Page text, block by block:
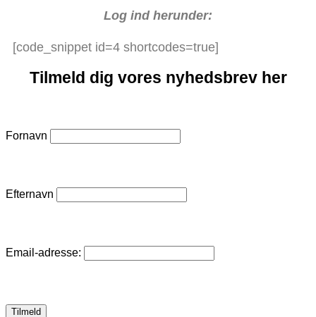
Log ind herunder:
[code_snippet id=4 shortcodes=true]
Tilmeld dig vores nyhedsbrev her
Fornavn
Efternavn
Email-adresse: